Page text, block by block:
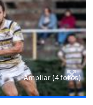
Ampliar (4 fotos)